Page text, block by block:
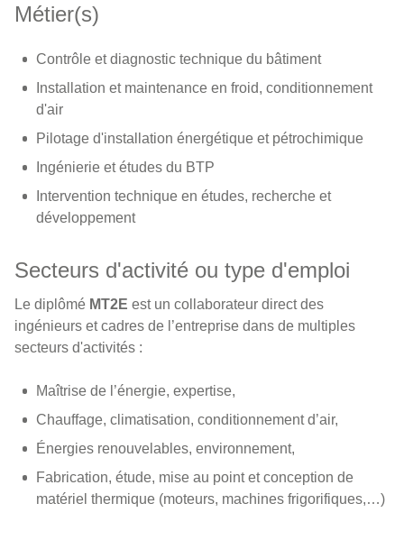
Métier(s)
Contrôle et diagnostic technique du bâtiment
Installation et maintenance en froid, conditionnement
d'air
Pilotage d'installation énergétique et pétrochimique
Ingénierie et études du BTP
Intervention technique en études, recherche et
développement
Secteurs d'activité ou type d'emploi
Le diplômé MT2E est un collaborateur direct des
ingénieurs et cadres de l’entreprise dans de multiples
secteurs d'activités :
Maîtrise de l’énergie, expertise,
Chauffage, climatisation, conditionnement d’air,
Énergies renouvelables, environnement,
Fabrication, étude, mise au point et conception de
matériel thermique (moteurs, machines frigorifiques,…)